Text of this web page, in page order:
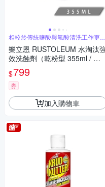
相較於傳統鹽酸與氟酸清洗工作更加
安全可靠
樂立恩 RUSTOLEUM 水淘汰
效洗蝕劑（乾粉型 355ml / 可
稀釋一加侖）5082
$799
券
加入購物車